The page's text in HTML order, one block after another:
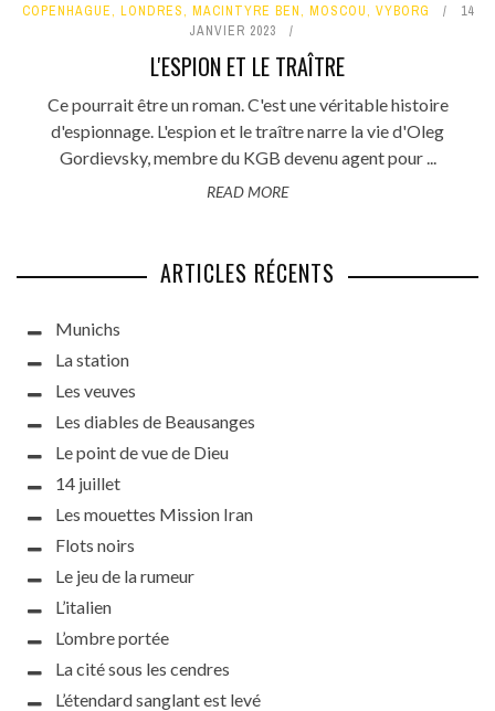
COPENHAGUE, LONDRES, MACINTYRE BEN, MOSCOU, VYBORG
14
JANVIER 2023
L'ESPION ET LE TRAÎTRE
Ce pourrait être un roman. C'est une véritable histoire
d'espionnage. L'espion et le traître narre la vie d'Oleg
Gordievsky, membre du KGB devenu agent pour ...
READ MORE
ARTICLES RÉCENTS
Munichs
La station
Les veuves
Les diables de Beausanges
Le point de vue de Dieu
14 juillet
Les mouettes Mission Iran
Flots noirs
Le jeu de la rumeur
L’italien
L’ombre portée
La cité sous les cendres
L’étendard sanglant est levé